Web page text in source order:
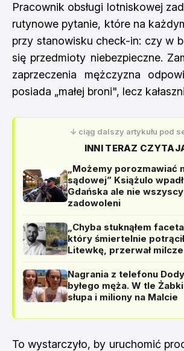
Pracownik obsługi lotniskowej
rutynowe pytanie, które na
przy stanowisku check-in: czy w
się przedmioty niebezpieczne.
zaprzeczenia mężczyzna
posiada „małej broni", lecz
↓ ciąg dalszy artykułu pod
INNI TERAZ
„Możemy porozmawiać
sądowej” Książulo
Gdańska ale nie
zadowoleni
„Chyba stuknąłem
który śmiertelnie
Litewkę, przerwał
Nagrania z telefonu
byłego męża. W tle
słupa i miliony na Malcie
To wystarczyło, by uruchomić